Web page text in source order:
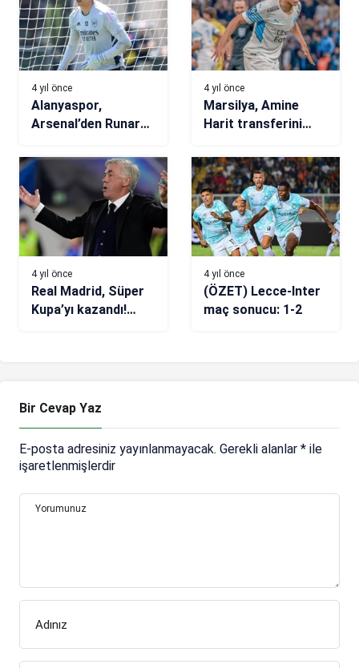
4 yıl önce
Alanyaspor,
Arsenal’den Runar
kadrosuna katıyor
4 yıl önce
Marsilya, Amine
Harit transferini
4 yıl önce
Real Madrid, Süper
Kupa’yı kazandı!
4 yıl önce
(ÖZET) Lecce-Inter
maç sonucu: 1-2
Bir Cevap Yaz
E-posta adresiniz yayınlanmayacak. Gerekli alanlar * ile
işaretlenmişlerdir
Yorumunuz
Adınız